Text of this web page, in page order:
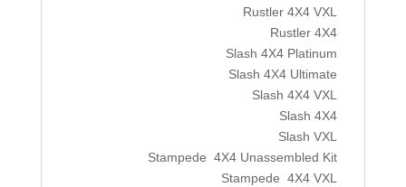
Rustler 4X4 VXL
Rustler 4X4
Slash 4X4 Platinum
Slash 4X4 Ultimate
Slash 4X4 VXL
Slash 4X4
Slash VXL
Stampede 4X4 Unassembled Kit
Stampede 4X4 VXL